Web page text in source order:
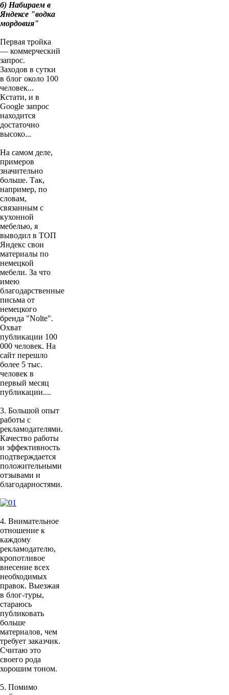
б) Набираем в
Яндексе "водка
мордовия"
Первая тройка
— коммерческий
запрос.
Заходов в сутки
в блог около 100
человек...
Кстати, и в
Google запрос
находится
достаточно
высоко...
На самом деле,
примеров
значительно
больше. Так,
например, по
словам,
связанным с
кухонной
мебелью, я
выводил в ТОП
Яндекс свои
материалы по
немецкой
мебели. За что
имею
благодарственные
письма от
немецкого
бренда "Nolte".
Охват
публикации 100
000 человек. На
сайт перешло
более 5 тыс.
человек в
первый месяц
публикации....
3. Большой опыт
работы с
рекламодателями.
Качество работы
и эффективность
подтверждается
положительными
отзывами и
благодарностями.
4. Внимательное
отношение к
каждому
рекламодателю,
кропотливое
внесение всех
необходимых
правок. Выезжая
в блог-туры,
стараюсь
публиковать
больше
материалов, чем
требует заказчик.
Считаю это
своего рода
хорошим тоном.
5. Помимо